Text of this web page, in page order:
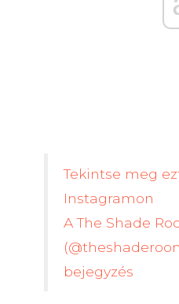
Tekintse meg
Instagramon
A The Shade
bejegyzés